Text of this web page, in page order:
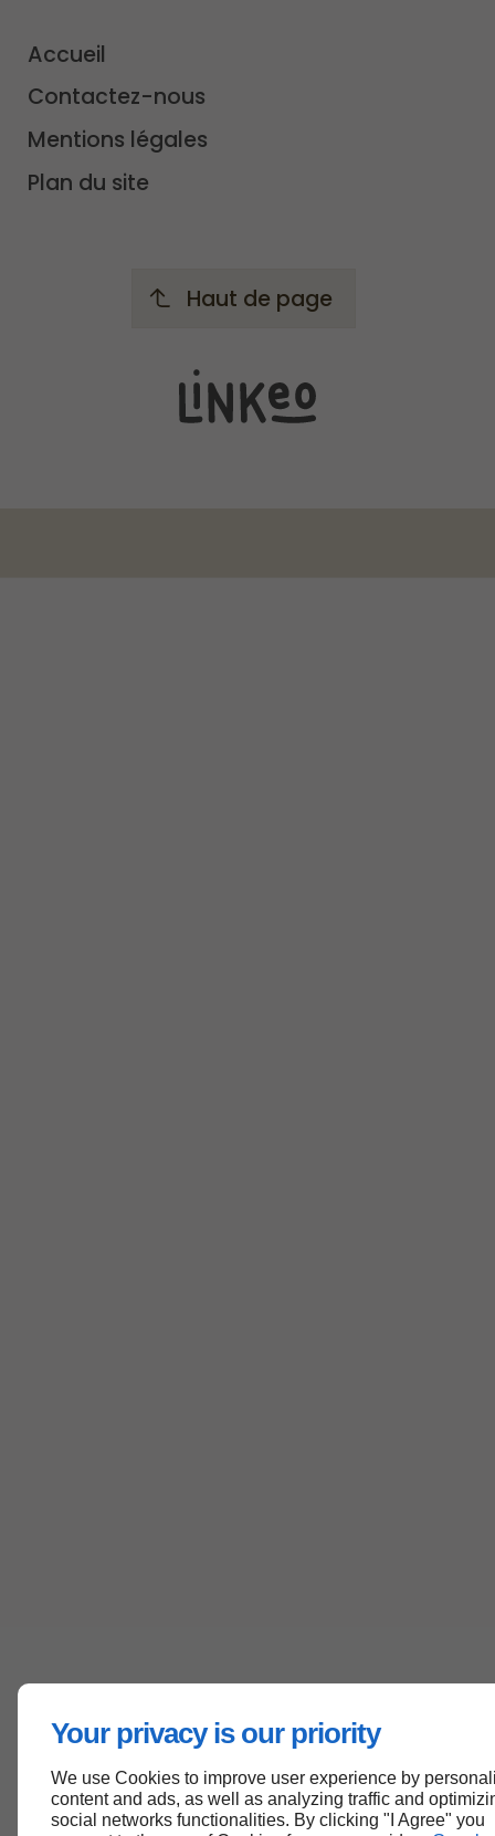
Your privacy is our priority
We use Cookies to improve user experience by
content and ads, as well as analyzing traffic and
social networks functionalities. By clicking "I Agree" you
Accueil
Contactez-nous
Mentions légales
Plan du site
Haut de page